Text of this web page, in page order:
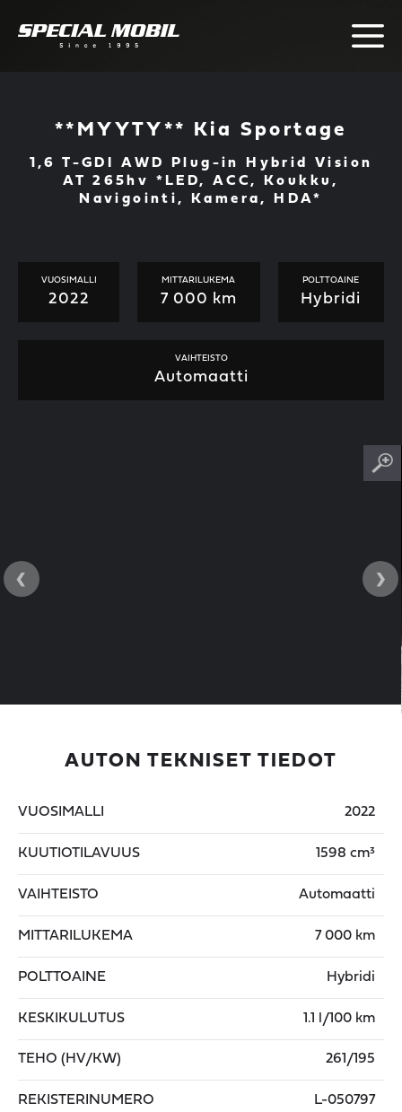
**MYYTY** Kia Sportage
1,6 T-GDI AWD Plug-in Hybrid Vision
AT 265hv *LED, ACC, Koukku,
Navigointi, Kamera, HDA*
VUOSIMALLI
2022
MITTARILUKEMA
7 000 km
POLTTOAINE
Hybridi
VAIHTEISTO
Automaatti
‹ ›
AUTON TEKNISET TIEDOT
VUOSIMALLI 2022
KUUTIOTILAVUUS 1598 cm³
VAIHTEISTO Automaatti
MITTARILUKEMA 7 000 km
POLTTOAINE Hybridi
KESKIKULUTUS 1.1 l/100 km
TEHO (HV/KW) 261/195
REKISTERINUMERO L-050797